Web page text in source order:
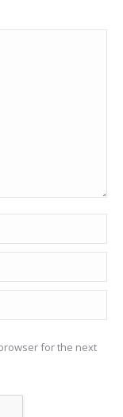
for the next